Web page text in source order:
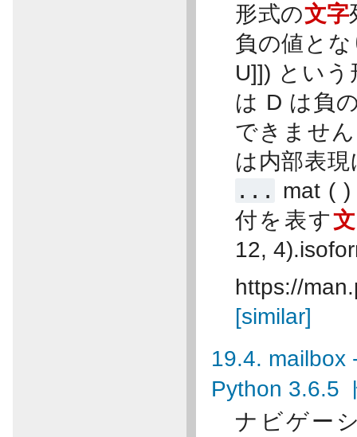
形式の文字
負の値と
U]]) という
は D は負
できませ
は内部表
... mat ( )
付を表す
12,
https://
[similar]
19.4.
Python 3.6.5
ナビゲー